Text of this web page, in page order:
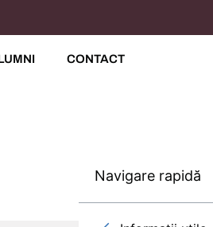
CONTACT
Navigare rapidă